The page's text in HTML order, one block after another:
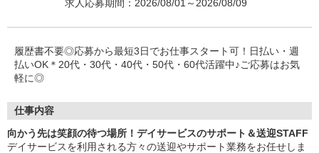
求人応募期間：2026/08/01～2026/08/09
履歴書不要◎応募から最短3日でお仕事スタート可！日払い・週
払いOK＊20代・30代・40代・50代・60代活躍中♪ご応募はお気
軽に◎
仕事内容
向かう先は笑顔の待つ場所！デイサービスのサポート＆送迎STAFF
デイサービスを利用される方々の送迎やサポート業務をお任せしま